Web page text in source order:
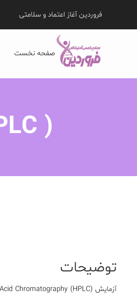
فروردین آغاز اعتماد و سلامتی
صفحه نخست
)
توضیحات
آزمایش Chromatography (HPLC)